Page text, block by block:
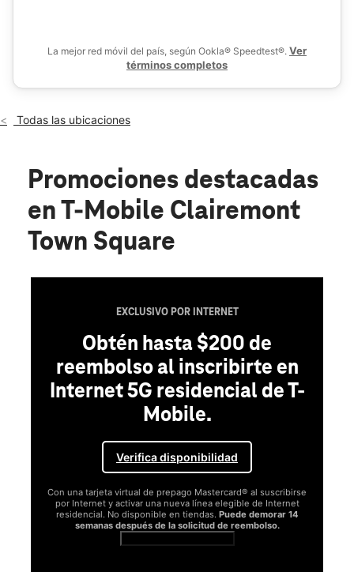
La mejor red móvil del país, según Ookla® Speedtest®. Ver
términos completos
Todas las ubicaciones
Promociones destacadas
en T-Mobile Clairemont
Town Square
EXCLUSIVO POR INTERNET
Obtén hasta $200 de
reembolso al inscribirte en
Internet 5G residencial de T-
Mobile.
Verifica disponibilidad
Con una tarjeta virtual de prepago Mastercard® al suscribirse
por Internet y activar una nueva línea elegible de Internet
residencial. No disponible en tiendas. Puede demorar 14
semanas después de la solicitud de reembolso.